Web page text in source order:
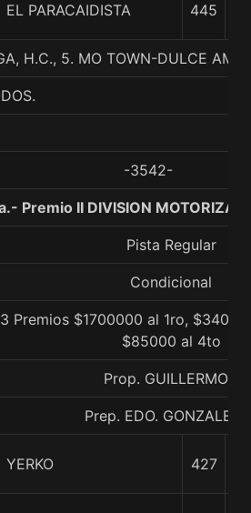
EL PARACAIDISTA 445
H.C., 5. MO TOWN-DULCE
-3542-
Premio II DIVISION
Pista Regular
Condicional
Premios $1700000 al 1ro,
$85000 al 4to
Prop. GUILLERMON
Prep. EDO. GONZALEZ
YERKO 427